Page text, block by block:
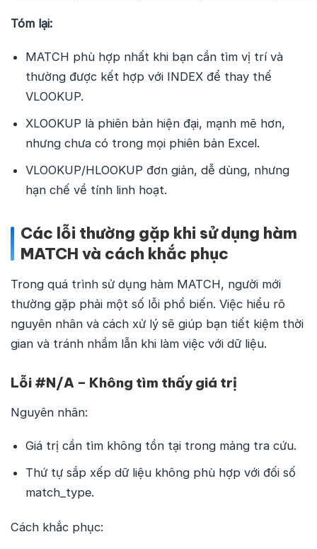
Tóm lại:
MATCH phù hợp nhất khi bạn cần tìm vị trí và
thường được kết hợp với INDEX để thay thế
VLOOKUP.
XLOOKUP là phiên bản hiện đại, mạnh mẽ hơn,
nhưng chưa có trong mọi phiên bản Excel.
VLOOKUP/HLOOKUP đơn giản, dễ dùng, nhưng
hạn chế về tính linh hoạt.
Các lỗi thường gặp khi sử dụng hàm
MATCH và cách khắc phục
Trong quá trình sử dụng hàm MATCH, người mới
thường gặp phải một số lỗi phổ biến. Việc hiểu rõ
nguyên nhân và cách xử lý sẽ giúp bạn tiết kiệm thời
gian và tránh nhầm lẫn khi làm việc với dữ liệu.
Lỗi #N/A – Không tìm thấy giá trị
Nguyên nhân:
Giá trị cần tìm không tồn tại trong mảng tra cứu.
Thứ tự sắp xếp dữ liệu không phù hợp với đối số
match_type.
Cách khắc phục: